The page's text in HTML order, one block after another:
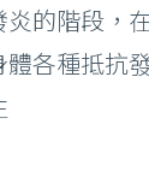
炎的階段，
體各種抵抗